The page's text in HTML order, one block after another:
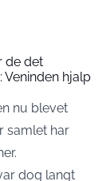
de det
Veninden hjalp
nu blevet
samlet har
dog langt